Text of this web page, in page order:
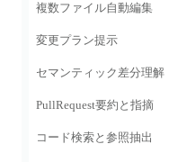
複数ファイル自動編集
変更プラン提示
セマンティック差分理解
PullRequest要約と指摘
コード検索と参照抽出